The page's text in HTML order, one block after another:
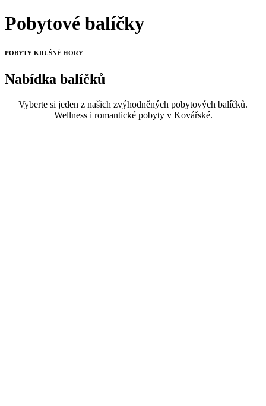
Pobytové balíčky
POBYTY KRUŠNÉ HORY
Nabídka balíčků
Vyberte si jeden z našich zvýhodněných pobytových balíčků.
Wellness i romantické pobyty v Kovářské.